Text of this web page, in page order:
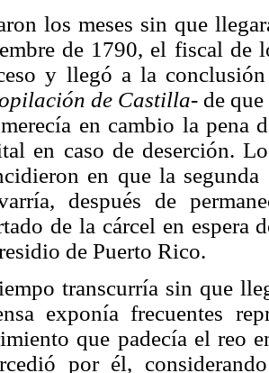
los meses sin que
de 1790, el fiscal de
y llegó a la
de Castilla- de
en cambio la pena
en caso de deserción.
en que la segunda
después de
de la cárcel en espera
de Puerto Rico.
transcurría sin que
exponía frecuentes
que padecía el reo
por él,